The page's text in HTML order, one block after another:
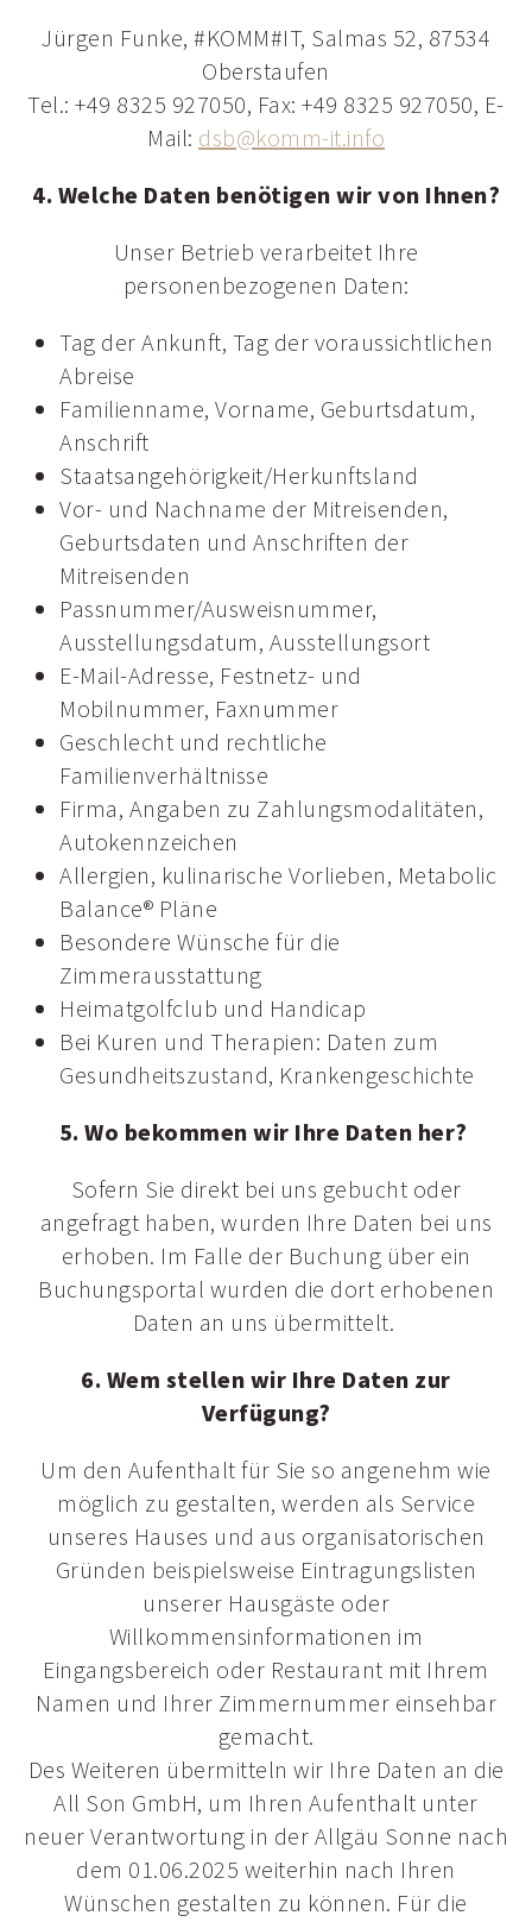
Jürgen Funke, #KOMM#IT, Salmas 52, 87534
Oberstaufen
Tel.: +49 8325 927050, Fax: +49 8325 927050, E-
Mail: dsb@komm-it.info
4. Welche Daten benötigen wir von Ihnen?
Unser Betrieb verarbeitet Ihre
personenbezogenen Daten:
Tag der Ankunft, Tag der voraussichtlichen
Abreise
Familienname, Vorname, Geburtsdatum,
Anschrift
Staatsangehörigkeit/Herkunftsland
Vor- und Nachname der Mitreisenden,
Geburtsdaten und Anschriften der
Mitreisenden
Passnummer/Ausweisnummer,
Ausstellungsdatum, Ausstellungsort
E-Mail-Adresse, Festnetz- und
Mobilnummer, Faxnummer
Geschlecht und rechtliche
Familienverhältnisse
Firma, Angaben zu Zahlungsmodalitäten,
Autokennzeichen
Allergien, kulinarische Vorlieben, Metabolic
Balance® Pläne
Besondere Wünsche für die
Zimmerausstattung
Heimatgolfclub und Handicap
Bei Kuren und Therapien: Daten zum
Gesundheitszustand, Krankengeschichte
5. Wo bekommen wir Ihre Daten her?
Sofern Sie direkt bei uns gebucht oder
angefragt haben, wurden Ihre Daten bei uns
erhoben. Im Falle der Buchung über ein
Buchungsportal wurden die dort erhobenen
Daten an uns übermittelt.
6. Wem stellen wir Ihre Daten zur
Verfügung?
Um den Aufenthalt für Sie so angenehm wie
möglich zu gestalten, werden als Service
unseres Hauses und aus organisatorischen
Gründen beispielsweise Eintragungslisten
unserer Hausgäste oder
Willkommensinformationen im
Eingangsbereich oder Restaurant mit Ihrem
Namen und Ihrer Zimmernummer einsehbar
gemacht.
Des Weiteren übermitteln wir Ihre Daten an die
All Son GmbH, um Ihren Aufenthalt unter
neuer Verantwortung in der Allgäu Sonne nach
dem 01.06.2025 weiterhin nach Ihren
Wünschen gestalten zu können. Für die